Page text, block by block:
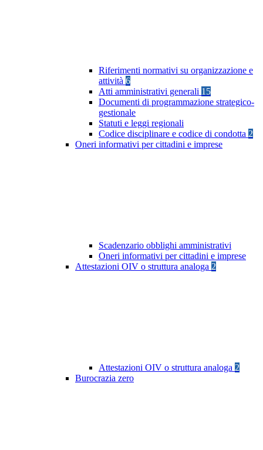
Riferimenti normativi su organizzazione e
attività 6
Atti amministrativi generali 15
Documenti di programmazione strategico-
gestionale
Statuti e leggi regionali
Codice disciplinare e codice di condotta 2
Oneri informativi per cittadini e imprese
Scadenzario obblighi amministrativi
Oneri informativi per cittadini e imprese
Attestazioni OIV o struttura analoga 2
Attestazioni OIV o struttura analoga 2
Burocrazia zero